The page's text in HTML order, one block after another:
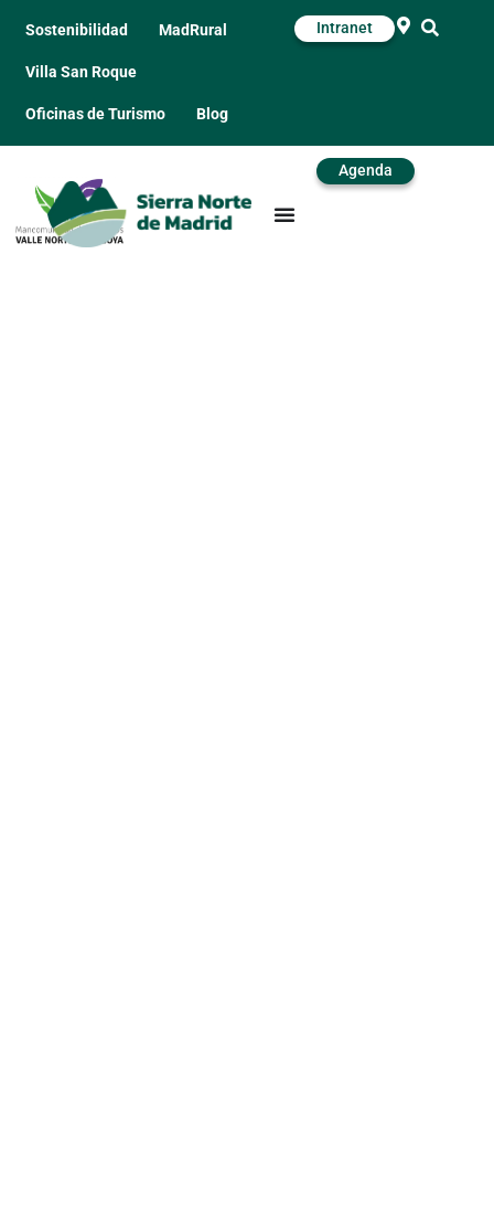
Sostenibilidad MadRural
Villa San Roque
Oficinas de Turismo Blog
Intranet
Agenda